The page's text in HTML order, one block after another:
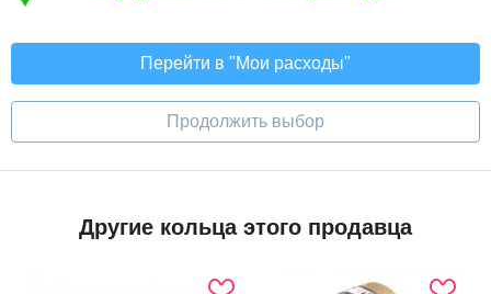
Перейти в "Мои расходы"
Продолжить выбор
Другие кольца этого продавца